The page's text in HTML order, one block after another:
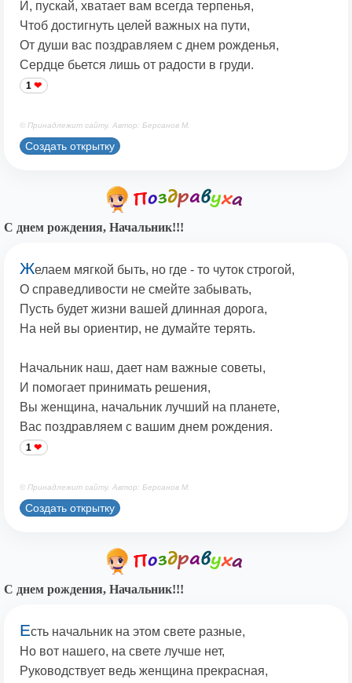
И, пускай, хватает вам всегда терпенья,
Чтоб достигнуть целей важных на пути,
От души вас поздравляем с днем рожденья,
Сердце бьется лишь от радости в груди.
1
© Принадлежит сайту. Автор: Берсанов М.
Создать открытку
С днем рождения, Начальник!!!
Желаем мягкой быть, но где - то чуток строгой,
О справедливости не смейте забывать,
Пусть будет жизни вашей длинная дорога,
На ней вы ориентир, не думайте терять.
Начальник наш, дает нам важные советы,
И помогает принимать решения,
Вы женщина, начальник лучший на планете,
Вас поздравляем с вашим днем рождения.
1
© Принадлежит сайту. Автор: Берсанов М.
Создать открытку
С днем рождения, Начальник!!!
Есть начальник на этом свете разные,
Но вот нашего, на свете лучше нет,
Руководствует ведь женщина прекрасная,